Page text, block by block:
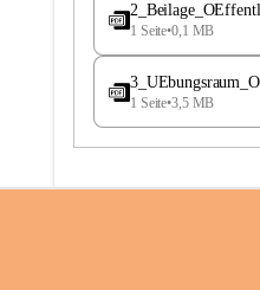
e
a
1 Seite•0,1 MB
1 Seite•3,5 MB